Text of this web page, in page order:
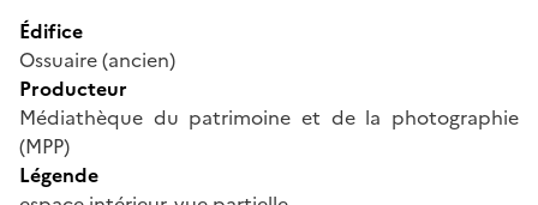
Édifice
Ossuaire (ancien)
Producteur
Médiathèque du patrimoine et de la photographie
(MPP)
Légende